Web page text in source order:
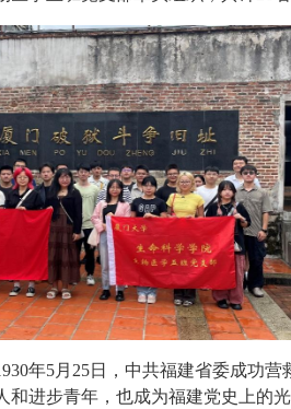
年5月25日，中共福建省委成功营
进步青年，也成为福建党史上的